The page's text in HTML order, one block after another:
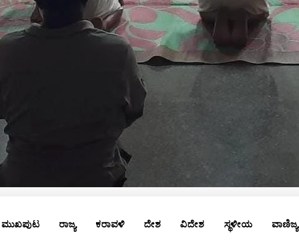
ಮುಖಪುಟ ರಾಜ್ಯ ಕರಾವಳಿ ದೇಶ ವಿದೇಶ ಸ್ಥಳೀಯ ವಾಣಿಜ್ಯ